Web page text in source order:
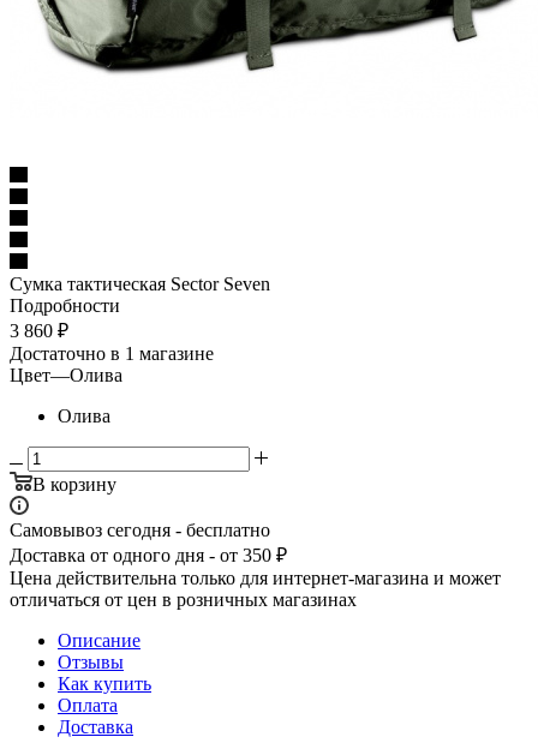
Сумка тактическая Sector Seven
Подробности
3 860 ₽
Достаточно в 1 магазине
Цвет—Олива
Олива
В корзину
Самовывоз сегодня - бесплатно
Доставка от одного дня - от 350 ₽
Цена действительна только для интернет-магазина и может
отличаться от цен в розничных магазинах
Описание
Отзывы
Как купить
Оплата
Доставка